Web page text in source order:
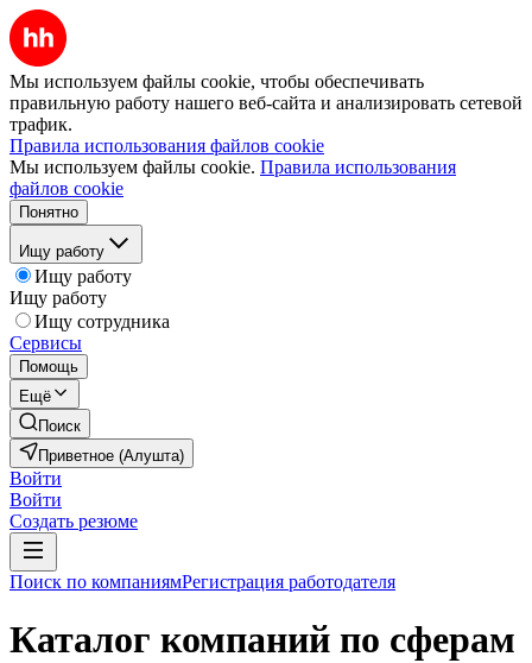
Мы используем файлы cookie, чтобы обеспечивать
правильную работу нашего веб-сайта и анализировать сетевой
трафик.
Правила использования файлов cookie
Мы используем файлы cookie. Правила использования
файлов cookie
Понятно
Ищу работу
Ищу работу
Ищу работу
Ищу сотрудника
Сервисы
Помощь
Ещё
Поиск
Приветное (Алушта)
Войти
Войти
Создать резюме
Поиск по компаниямРегистрация работодателя
Каталог компаний по сферам